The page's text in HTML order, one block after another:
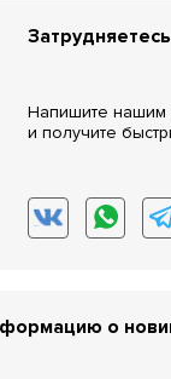
Напишите нашим
и получите
о